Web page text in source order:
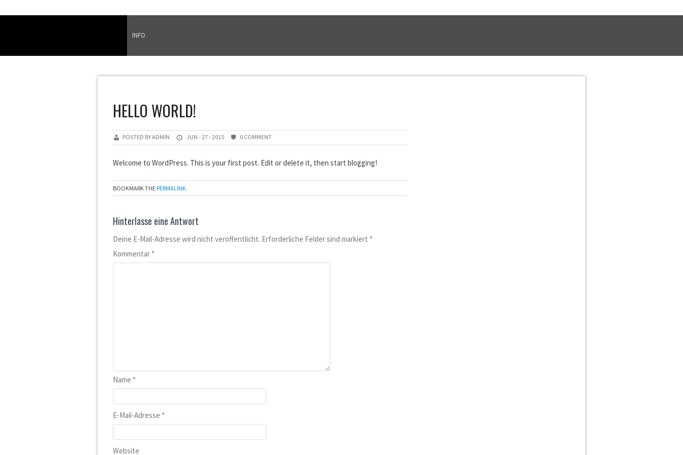
INFO
HELLO WORLD!
POSTED BY ADMIN JUN - 27 - 2015 0 COMMENT
Welcome to WordPress. This is your first post. Edit or delete it, then start blogging!
BOOKMARK THEPERMALINK.
Hinterlasse eine Antwort
Deine E-Mail-Adresse wird nicht veröffentlicht. Erforderliche Felder sind markiert *
Kommentar *
Name *
E-Mail-Adresse *
Website